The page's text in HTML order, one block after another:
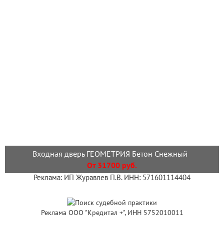
Входная дверь ГЕОМЕТРИЯ Бетон Снежный
От 31700 руб.
Реклама: ИП Журавлев П.В. ИНН: 571601114404
Реклама ООО "Кредитал +", ИНН 5752010011